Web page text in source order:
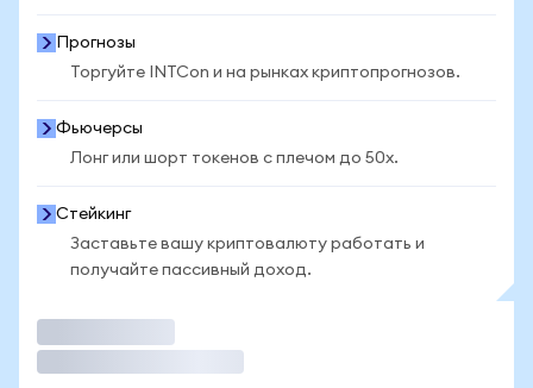
Прогнозы
Торгуйте INTCon и на рынках криптопрогнозов.
Фьючерсы
Лонг или шорт токенов с плечом до 50x.
Стейкинг
Заставьте вашу криптовалюту работать и
получайте пассивный доход.